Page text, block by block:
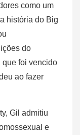
como um
história do Big
do
que foi vencido
ao fazer
Gil admitiu
e